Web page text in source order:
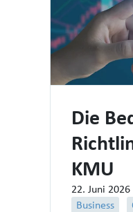
Die
KMU
22. Juni 2026
Business